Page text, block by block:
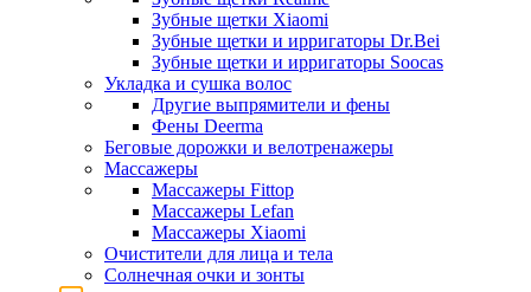
Зубные щетки Xiaomi
Зубные щетки и ирригаторы Dr.Bei
Зубные щетки и ирригаторы Soocas
Укладка и сушка волос
Другие выпрямители и фены
Фены Deerma
Беговые дорожки и велотренажеры
Массажеры
Массажеры Fittop
Массажеры Lefan
Массажеры Xiaomi
Очистители для лица и тела
Солнечная очки и зонты